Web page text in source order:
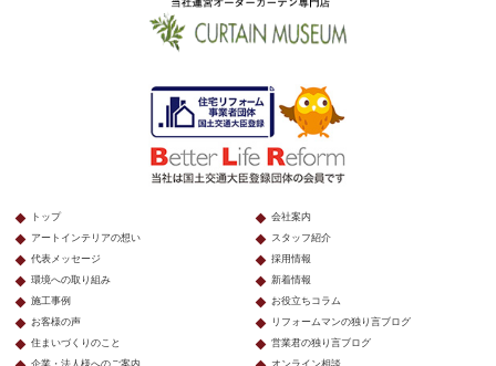
トップ
アートインテリアの想い
代表メッセージ
環境への取り組み
施工事例
お客様の声
住まいづくりのこと
会社案内
スタッフ紹介
採用情報
新着情報
お役立ちコラム
リフォームマンの独り言ブログ
営業君の独り言ブログ